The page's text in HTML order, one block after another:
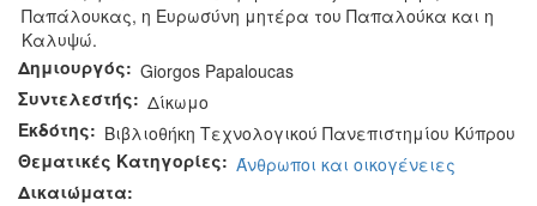
Παπάλουκας, η Ευρωσύνη μητέρα του Παπαλούκα και η
Καλυψώ.
Δημιουργός: Giorgos Papaloucas
Συντελεστής: Δίκωμο
Εκδότης: Βιβλιοθήκη Τεχνολογικού Πανεπιστημίου Κύπρου
Θεματικές Κατηγορίες: Άνθρωποι και οικογένειες
Δικαιώματα: